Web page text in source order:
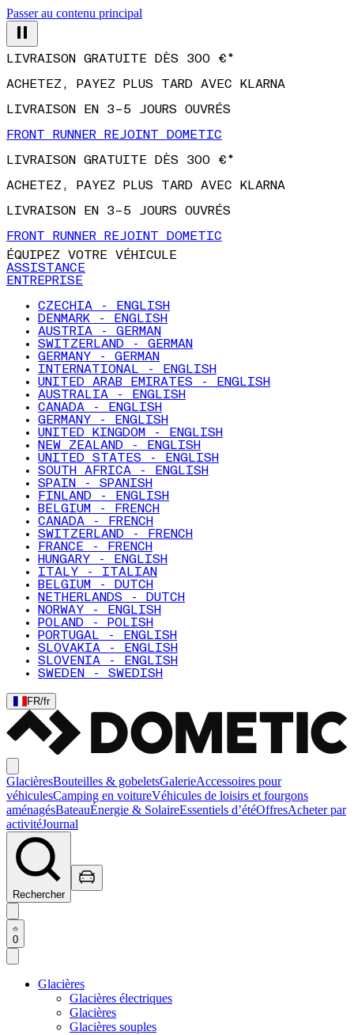
Passer au contenu principal
ACHETEZ, PAYEZ PLUS TARD AVEC KLARNA
LIVRAISON EN 3–5 JOURS OUVRÉS
FRONT RUNNER REJOINT DOMETIC
LIVRAISON GRATUITE DÈS 300 €*
ACHETEZ, PAYEZ PLUS TARD AVEC KLARNA
LIVRAISON EN 3–5 JOURS OUVRÉS
FRONT RUNNER REJOINT DOMETIC
ÉQUIPEZ VOTRE VÉHICULE
ASSISTANCE
ENTREPRISE
CZECHIA - ENGLISH
DENMARK - ENGLISH
AUSTRIA - GERMAN
SWITZERLAND - GERMAN
GERMANY - GERMAN
INTERNATIONAL - ENGLISH
UNITED ARAB EMIRATES - ENGLISH
AUSTRALIA - ENGLISH
CANADA - ENGLISH
GERMANY - ENGLISH
UNITED KINGDOM - ENGLISH
NEW ZEALAND - ENGLISH
UNITED STATES - ENGLISH
SOUTH AFRICA - ENGLISH
SPAIN - SPANISH
FINLAND - ENGLISH
BELGIUM - FRENCH
CANADA - FRENCH
SWITZERLAND - FRENCH
FRANCE - FRENCH
HUNGARY - ENGLISH
ITALY - ITALIAN
BELGIUM - DUTCH
NETHERLANDS - DUTCH
NORWAY - ENGLISH
POLAND - POLISH
PORTUGAL - ENGLISH
SLOVAKIA - ENGLISH
SLOVENIA - ENGLISH
SWEDEN - SWEDISH
FR/fr
GlacièresBouteilles & gobeletsGalerieAccessoires pour
véhiculesCamping en voitureVéhicules de loisirs et fourgons
aménagésBateauÉnergie & SolaireEssentiels d’étéOffresAcheter par
activitéJournal
Rechercher
0
Glacières
Glacières électriques
Glacières
Glacières souples